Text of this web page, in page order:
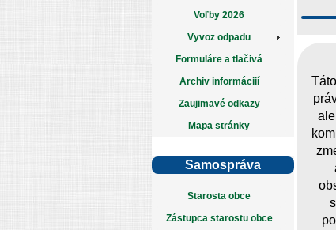
Voľby 2026
Vyvoz odpadu
Formuláre a tlačivá
Archiv informáciií
Zaujimavé odkazy
Mapa stránky
Samospráva
Starosta obce
Zástupca starostu obce